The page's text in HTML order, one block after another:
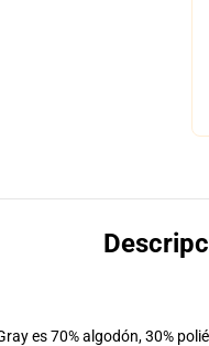
es 70% algodón, 30%